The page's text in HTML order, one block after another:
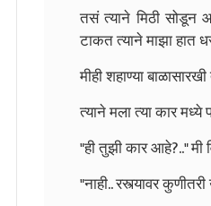
तसं त्याने मिठी सोडून
टाकत त्याने माझा हात
मीही शहाण्या
त्याने मला त्या कार
"ही तुझी कार आहे?.." मी
"नाही.. रस्त्यावर